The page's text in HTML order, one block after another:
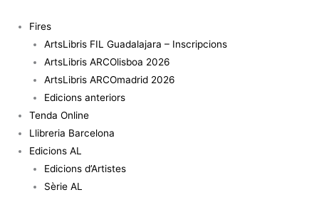
contingut
Fires
ArtsLibris FIL Guadalajara – Inscripcions
ArtsLibris ARCOlisboa 2026
ArtsLibris ARCOmadrid 2026
Edicions anteriors
Tenda Online
Llibreria Barcelona
Edicions AL
Edicions d’Artistes
Sèrie AL